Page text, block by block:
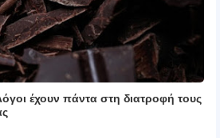
έχουν πάντα στη διατροφή τους